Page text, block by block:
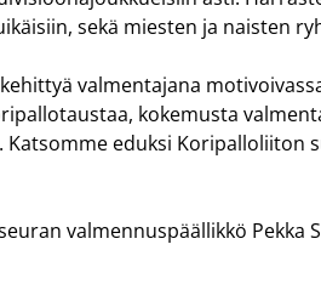
sekä miesten ja naisten
valmentajana
kokemusta
eduksi Koripalloliiton
valmennuspäällikkö Pekka